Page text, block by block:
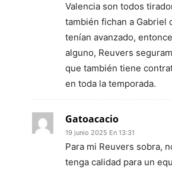
Valencia son todos
también fichan a Gabriel
tenían avanzado,
alguno, Reuvers
que también tiene
en toda la temporada.
Gatoacacio
19 junio 2025 En 13:31
Para mi Reuvers sobra,
tenga calidad para un